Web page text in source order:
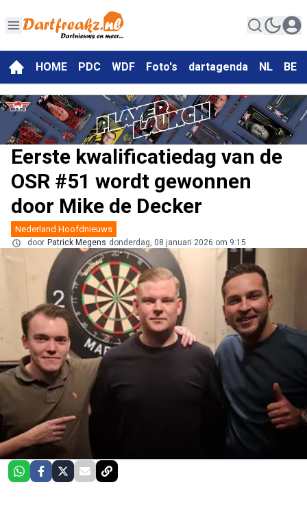
HOME PDC WDF Foto's dartagenda NL BE
Eerste kwalificatiedag van de
OSR #51 wordt gewonnen
door Mike de Decker
Nederland Hoofdnieuws
door Patrick Megens donderdag, 08 januari 2026 om 9:15